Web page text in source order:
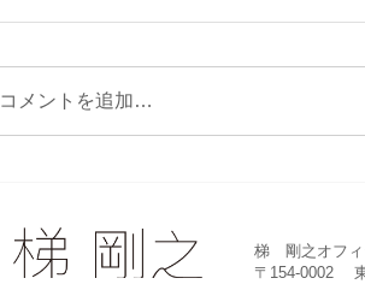
2025年の演奏会アーカイブを更
今年も引き続きの演奏を楽しみに
しています。 演奏会記録2025 |
定 2026年 | takeshi-kakehashi
ご覧になってください。
コメントを追加…
梯 剛之オフィ
〒154-0002